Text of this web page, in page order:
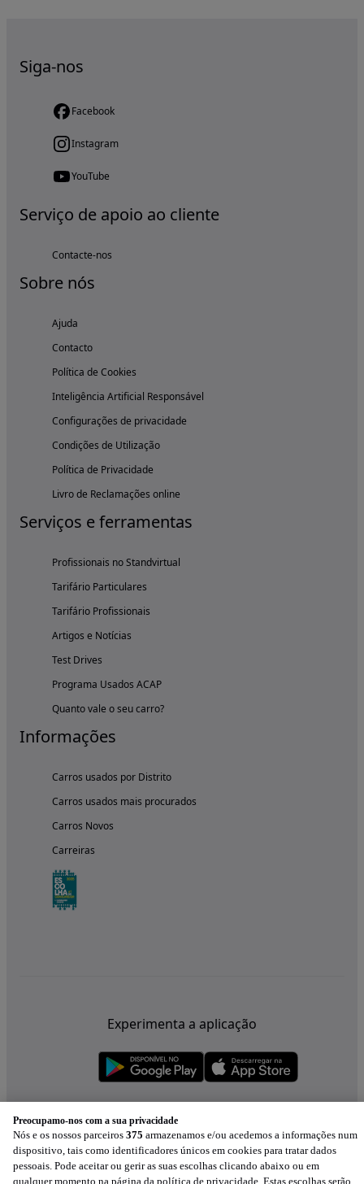
Siga-nos
Facebook
Instagram
YouTube
Serviço de apoio ao cliente
Contacte-nos
Sobre nós
Ajuda
Contacto
Política de Cookies
Inteligência Artificial Responsável
Configurações de privacidade
Condições de Utilização
Política de Privacidade
Livro de Reclamações online
Serviços e ferramentas
Profissionais no Standvirtual
Tarifário Particulares
Tarifário Profissionais
Artigos e Notícias
Test Drives
Programa Usados ACAP
Quanto vale o seu carro?
Informações
Carros usados por Distrito
Carros usados mais procurados
Carros Novos
Carreiras
Experimenta a aplicação
Preocupamo-nos com a sua privacidade
Nós e os nossos parceiros 375 armazenamos e/ou acedemos a informações num
dispositivo, tais como identificadores únicos em cookies para tratar dados
pessoais. Pode aceitar ou gerir as suas escolhas clicando abaixo ou em
qualquer momento na página da política de privacidade. Estas escolhas serão